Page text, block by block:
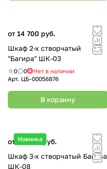
от 14 700 руб.
Шкаф 2-х створчатый
"Багира" ШК-03
0 0
Нет в наличии
Арт. ЦБ-00056876
В корзину
Новинка
от 20 900 руб.
Шкаф 3-х створчатый Багира
ШК-08